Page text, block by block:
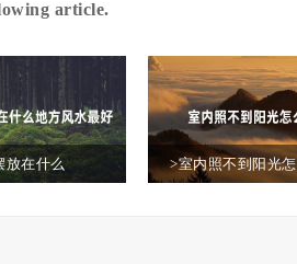
article.
放在什么 >室内照不到阳光怎